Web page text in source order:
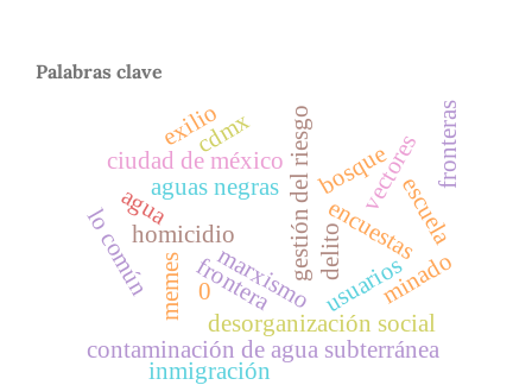
Palabras clave
marxismo
homicidio gestión del riesgo
aguas negras
usuarios
encuestas
memes
ciudad de méxico
desorganización social
cdmx
delito minado
contaminación de agua subterránea
bosque
agua vectoresescuela
frontera
lo común
exilio fronteras
inmigración
0